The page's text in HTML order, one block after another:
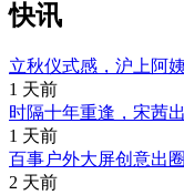
快讯
立秋仪式感，沪上阿
1 天前
时隔十年重逢，宋茜
1 天前
百事户外大屏创意出圈
2 天前